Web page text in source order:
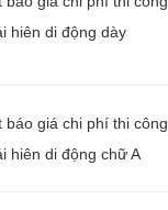
hiên di động dày
báo giá chi phí thi công
hiên di động chữ A